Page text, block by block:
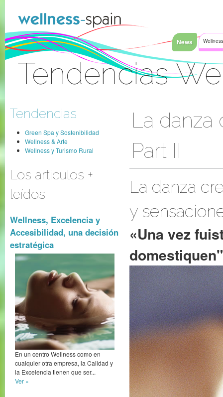
News
Tendencias
Tendencias
Green Spa y Sostenibilidad
Wellness & Arte
Wellness y Turismo Rural
Los articulos +
leídos
Wellness, Excelencia y
Accesibilidad, una decisión
estratégica
En un centro Wellness como en
cualquier otra empresa, la Calidad y
la Excelencia tienen que ser...
Ver »
La
Part II
La danza
y
«Una vez